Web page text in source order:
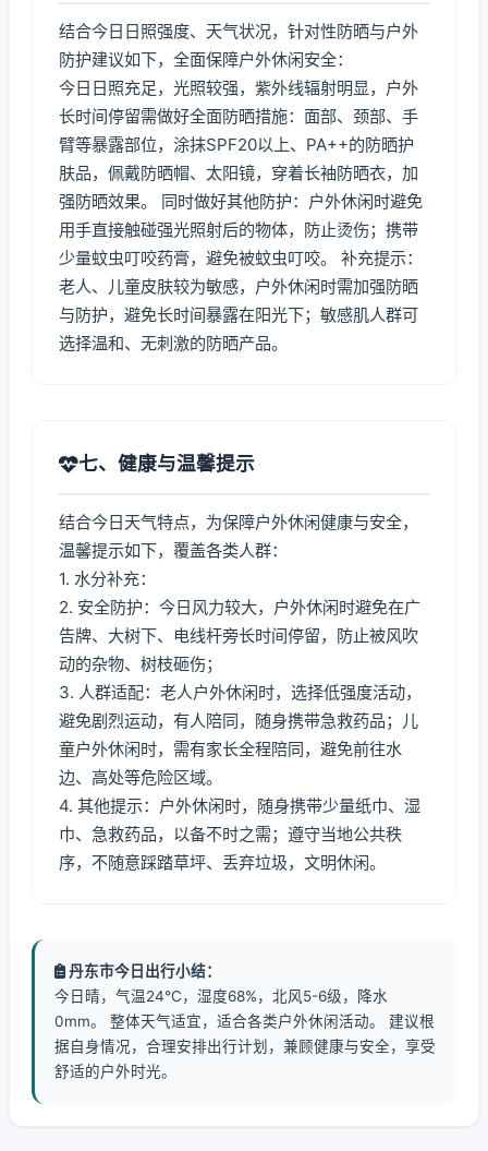
结合今日日照强度、天气状况，针对性防晒与户外
防护建议如下，全面保障户外休闲安全：
今日日照充足，光照较强，紫外线辐射明显，户外
长时间停留需做好全面防晒措施：面部、颈部、手
臂等暴露部位，涂抹SPF20以上、PA++的防晒护
肤品，佩戴防晒帽、太阳镜，穿着长袖防晒衣，加
强防晒效果。 同时做好其他防护：户外休闲时避免
用手直接触碰强光照射后的物体，防止烫伤；携带
少量蚊虫叮咬药膏，避免被蚊虫叮咬。 补充提示：
老人、儿童皮肤较为敏感，户外休闲时需加强防晒
与防护，避免长时间暴露在阳光下；敏感肌人群可
选择温和、无刺激的防晒产品。
七、健康与温馨提示
结合今日天气特点，为保障户外休闲健康与安全，
温馨提示如下，覆盖各类人群：
1. 水分补充：
2. 安全防护：今日风力较大，户外休闲时避免在广
告牌、大树下、电线杆旁长时间停留，防止被风吹
动的杂物、树枝砸伤；
3. 人群适配：老人户外休闲时，选择低强度活动，
避免剧烈运动，有人陪同，随身携带急救药品；儿
童户外休闲时，需有家长全程陪同，避免前往水
边、高处等危险区域。
4. 其他提示：户外休闲时，随身携带少量纸巾、湿
巾、急救药品，以备不时之需；遵守当地公共秩
序，不随意踩踏草坪、丢弃垃圾，文明休闲。
丹东市今日出行小结：
今日晴，气温24℃，湿度68%，北风5-6级，降水
0mm。 整体天气适宜，适合各类户外休闲活动。 建议根
据自身情况，合理安排出行计划，兼顾健康与安全，享受
舒适的户外时光。